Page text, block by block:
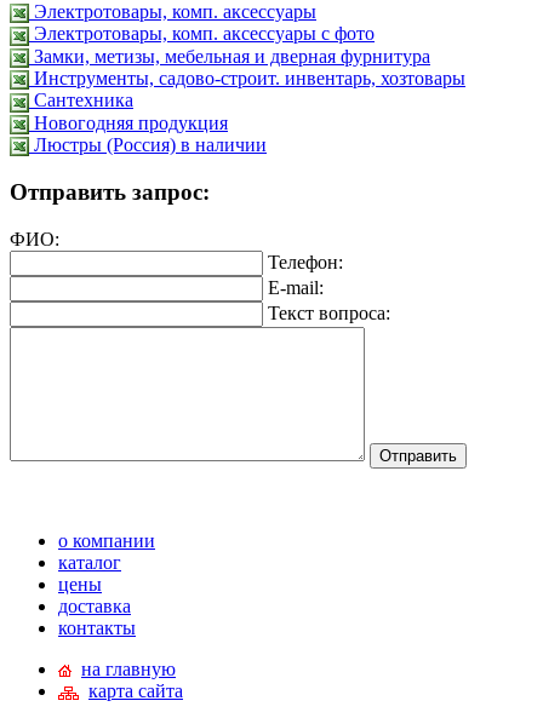
Электротовары, комп. аксессуары
Электротовары, комп. аксессуары с фото
Замки, метизы, мебельная и дверная фурнитура
Инструменты, садово-строит. инвентарь, хозтовары
Сантехника
Новогодняя продукция
Люстры (Россия) в наличии
Отправить запрос:
ФИО:
Телефон:
E-mail:
Текст вопроса:
о компании
каталог
цены
доставка
контакты
на главную
карта сайта